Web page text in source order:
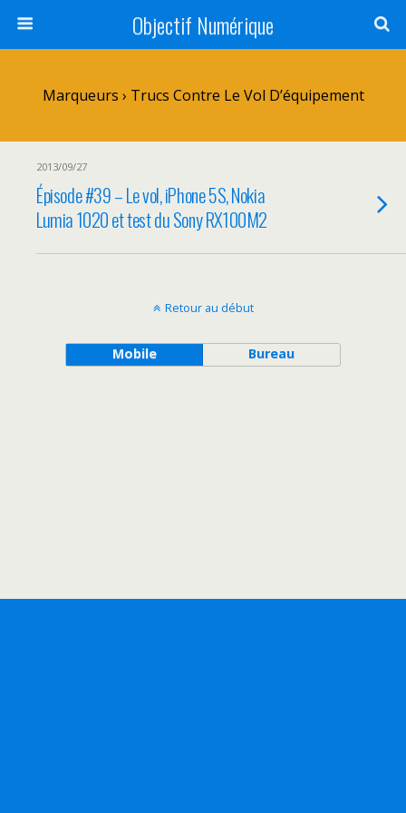
Objectif Numérique
Marqueurs › Trucs Contre Le Vol D’équipement
2013/09/27
Épisode #39 – Le vol, iPhone 5S, Nokia
Lumia 1020 et test du Sony RX100M2
Retour au début
Mobile Bureau